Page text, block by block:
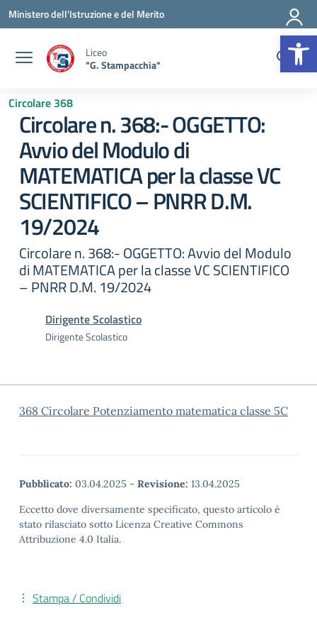
Vai ai contenuti
Vai al menu di navigazione
Vai al footer
Ministero dell'Istruzione e del Merito
Liceo
"G. Stampacchia"
Circolare 368
Circolare n. 368:- OGGETTO:
Avvio del Modulo di
MATEMATICA per la classe VC
SCIENTIFICO – PNRR D.M.
19/2024
Circolare n. 368:- OGGETTO: Avvio del Modulo
di MATEMATICA per la classe VC SCIENTIFICO
– PNRR D.M. 19/2024
Dirigente Scolastico
Dirigente Scolastico
368 Circolare Potenziamento matematica classe 5C
Pubblicato: 03.04.2025 - Revisione: 13.04.2025
Eccetto dove diversamente specificato, questo articolo è
stato rilasciato sotto Licenza Creative Commons
Attribuzione 4.0 Italia.
Stampa / Condividi